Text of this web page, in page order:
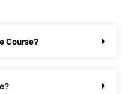
Course?